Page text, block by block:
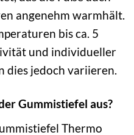
angenehm warmhält.
bis ca. 5
und individueller
dies jedoch variieren.
Gummistiefel aus?
Thermo